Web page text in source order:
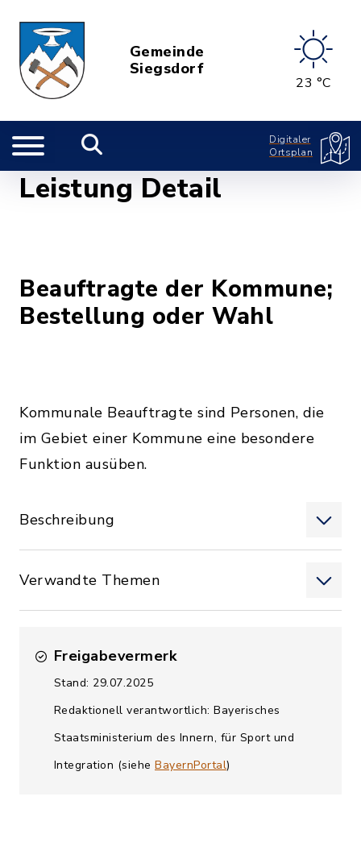
Gemeinde
Siegsdorf
23 °C
Digitaler
Ortsplan
Leistung Detail
Beauftragte der Kommune;
Bestellung oder Wahl
Kommunale Beauftragte sind Personen, die
im Gebiet einer Kommune eine besondere
Funktion ausüben.
Beschreibung
Verwandte Themen
Freigabevermerk
Stand: 29.07.2025
Redaktionell verantwortlich: Bayerisches
Staatsministerium des Innern, für Sport und
Integration (siehe BayernPortal)